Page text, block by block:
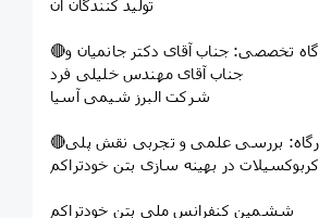
تولید کنندگان آن
🔴سخنرانان کارگاه تخصصی: جناب آقای دکتر جانمیان و
جناب آقای مهندس خلیلی فرد
شرکت البرز شیمی آسیا
🔴موضوع کارگاه: بررسی علمی و تجربی نقش پلی
کربوکسیلات در بهینه سازی بتن خودتراکم
ششمین کنفرانس ملی بتن خودتراکم